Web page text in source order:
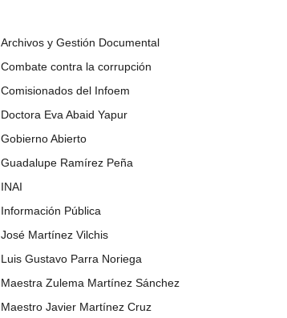
Archivos y Gestión Documental
Combate contra la corrupción
Comisionados del Infoem
Doctora Eva Abaid Yapur
Gobierno Abierto
Guadalupe Ramírez Peña
INAI
Información Pública
José Martínez Vilchis
Luis Gustavo Parra Noriega
Maestra Zulema Martínez Sánchez
Maestro Javier Martínez Cruz